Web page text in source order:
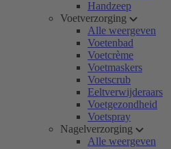
Handzeep
Voetverzorging
Alle weergeven
Voetenbad
Voetcrème
Voetmaskers
Voetscrub
Eeltverwijderaars
Voetgezondheid
Voetspray
Nagelverzorging
Alle weergeven